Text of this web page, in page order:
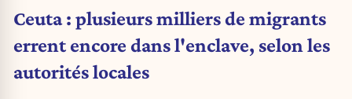
Ceuta : plusieurs milliers de migrants
errent encore dans l'enclave, selon les
autorités locales